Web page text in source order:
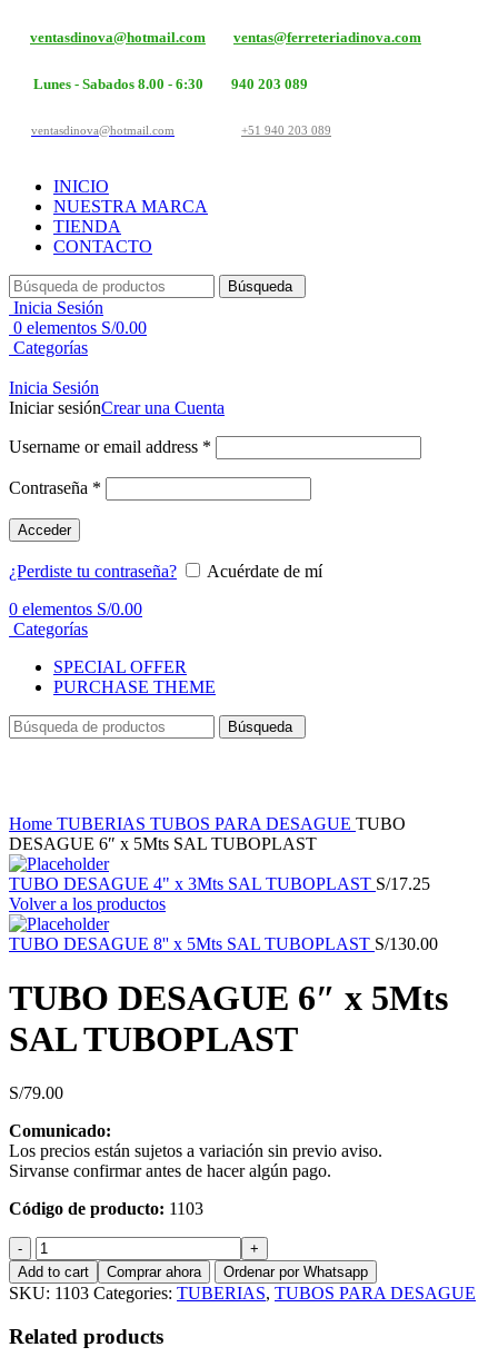
ventasdinova@hotmail.com ventas@ferreteriadinova.com
Lunes - Sabados 8.00 - 6:30 940 203 089
ventasdinova@hotmail.com +51 940 203 089
INICIO
NUESTRA MARCA
TIENDA
CONTACTO
Búsqueda
Inicia Sesión
0 elementos S/0.00
Categorías
Inicia Sesión
Iniciar sesiónCrear una Cuenta
Username or email address *
Contraseña *
Acceder
¿Perdiste tu contraseña?
Acuérdate de mí
0 elementos S/0.00
Categorías
SPECIAL OFFER
PURCHASE THEME
Búsqueda
Home TUBERIAS TUBOS PARA DESAGUE TUBO
DESAGUE 6″ x 5Mts SAL TUBOPLAST
TUBO DESAGUE 4" x 3Mts SAL TUBOPLAST S/17.25
Volver a los productos
TUBO DESAGUE 8'' x 5Mts SAL TUBOPLAST S/130.00
TUBO DESAGUE 6″ x 5Mts
SAL TUBOPLAST
S/79.00
Comunicado:
Los precios están sujetos a variación sin previo aviso.
Sirvanse confirmar antes de hacer algún pago.
Código de producto: 1103
TUBO
DESAGUE
6"
x
5Mts
SAL
Add to cart Comprar ahora Ordenar por Whatsapp
SKU: 1103 Categories: TUBERIAS, TUBOS PARA DESAGUE
Related products